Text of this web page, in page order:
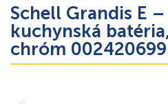
Schell Grandis E
kuchynská
chróm 002420699